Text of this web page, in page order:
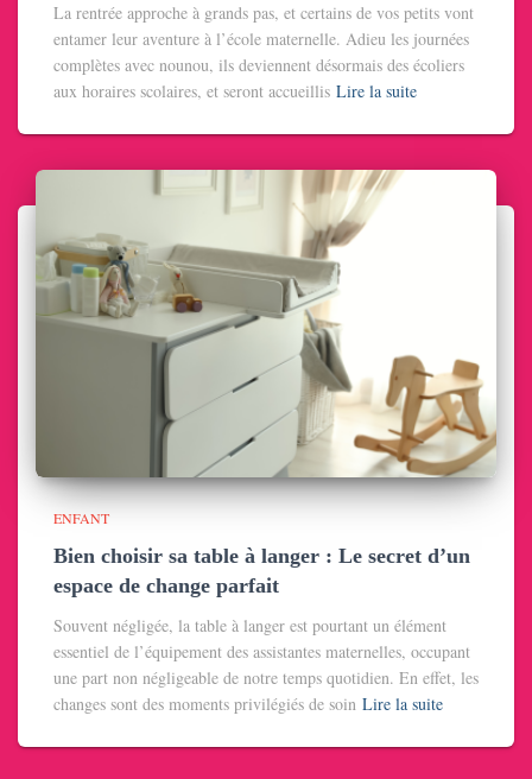
La rentrée approche à grands pas, et certains de vos petits vont
entamer leur aventure à l’école maternelle. Adieu les journées
complètes avec nounou, ils deviennent désormais des écoliers
aux horaires scolaires, et seront accueillis Lire la suite
ENFANT
Bien choisir sa table à langer : Le secret d’un
espace de change parfait
Souvent négligée, la table à langer est pourtant un élément
essentiel de l’équipement des assistantes maternelles, occupant
une part non négligeable de notre temps quotidien. En effet, les
changes sont des moments privilégiés de soin Lire la suite